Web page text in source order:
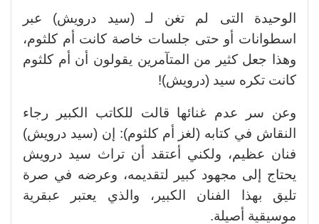
الوحيدة التى لم تغن لـ (سيد درويش) عبر
اسطوانات أو حتى جلسات خاصة كانت أم كلثوم،
وهذا جعل كثير من المتآمرين يقولون أن أم كلثوم
كانت تكره سيد (درويش)!
وعن سر عدم غنائها قالت للكاتب الكبير رجاء
النقاش في كتابه (لغز أم كلثوم): إن (سيد درويش)
فنان عظيم، ولكني أعتقد أن تراث سيد درويش
يحتاج إلى مجهود كبير لتقديمه، وعرضه في صرة
تليق بهذا الفنان الكبير، والذي يعتبر عبقرية
موسيقية أصيلة.